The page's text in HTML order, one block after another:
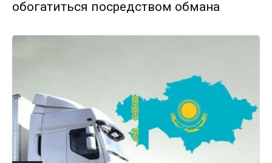
обогатиться посредством обмана